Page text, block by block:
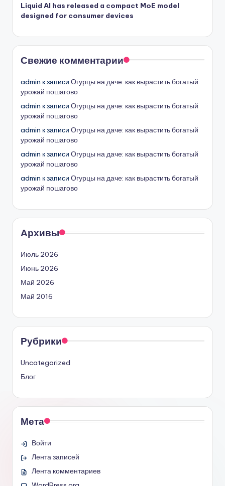
Liquid AI has released a compact MoE model
designed for consumer devices
Свежие комментарии
admin к записи Огурцы на даче: как вырастить богатый
урожай пошагово
admin к записи Огурцы на даче: как вырастить богатый
урожай пошагово
admin к записи Огурцы на даче: как вырастить богатый
урожай пошагово
admin к записи Огурцы на даче: как вырастить богатый
урожай пошагово
admin к записи Огурцы на даче: как вырастить богатый
урожай пошагово
Архивы
Июль 2026
Июнь 2026
Май 2026
Май 2016
Рубрики
Uncategorized
Блог
Мета
Войти
Лента записей
Лента комментариев